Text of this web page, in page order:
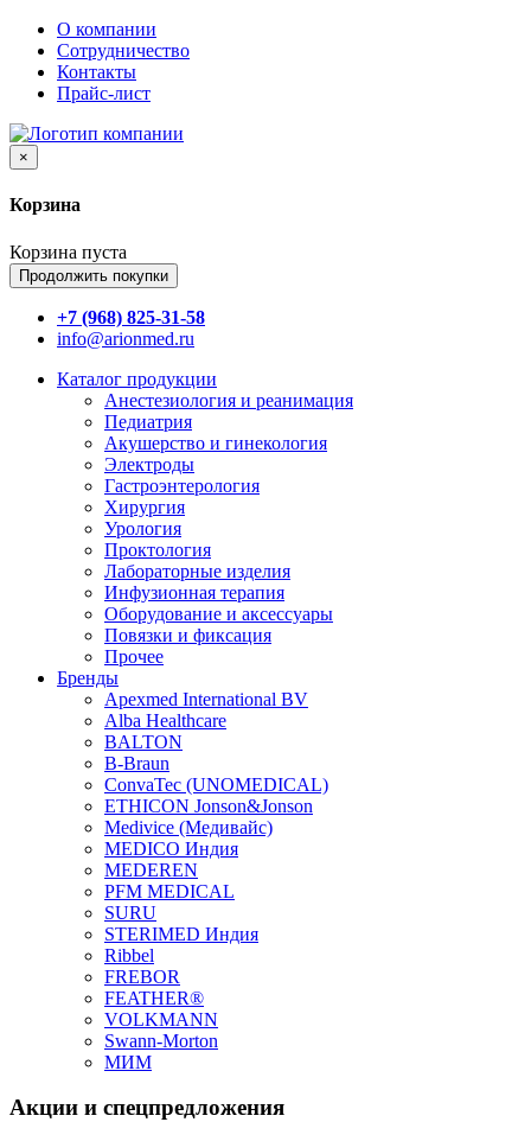
О компании
Сотрудничество
Контакты
Прайс-лист
×
Корзина
Корзина пуста
Продолжить покупки
+7 (968) 825-31-58
info@arionmed.ru
Каталог продукции
Анестезиология и реанимация
Педиатрия
Акушерство и гинекология
Электроды
Гастроэнтерология
Хирургия
Урология
Проктология
Лабораторные изделия
Инфузионная терапия
Оборудование и аксессуары
Повязки и фиксация
Прочее
Бренды
Apexmed International BV
Alba Healthcare
BALTON
B-Braun
ConvaTec (UNOMEDICAL)
ETHICON Jonson&Jonson
Medivice (Медивайс)
MEDICO Индия
MEDEREN
PFM MEDICAL
SURU
STERIMED Индия
Ribbel
FREBOR
FEATHER®
VOLKMANN
Swann-Morton
МИМ
Акции и спецпредложения